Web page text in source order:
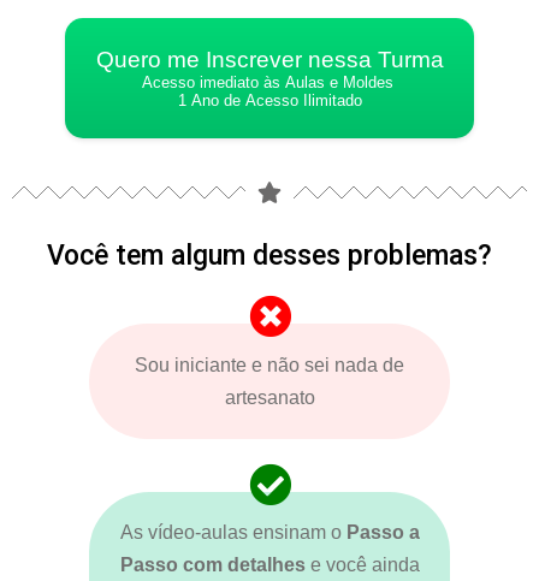
Quero me Inscrever nessa Turma
Acesso imediato às Aulas e Moldes
1 Ano de Acesso Ilimitado
Você tem algum desses problemas?
Sou iniciante e não sei nada de
artesanato
As vídeo-aulas ensinam o Passo a
Passo com detalhese você ainda